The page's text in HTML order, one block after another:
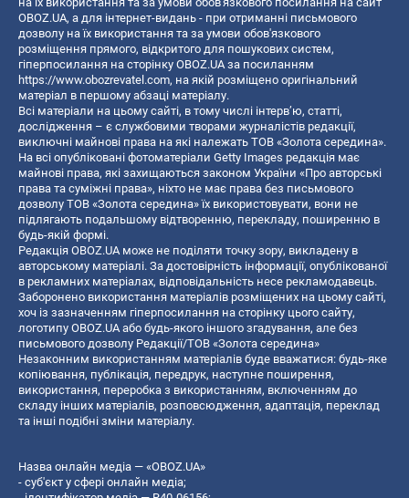
OBOZ.UA, а для інтернет-видань - при отриманні письмового
дозволу на їх використання та за умови обов'язкового
розміщення прямого, відкритого для пошукових систем,
гіперпосилання на сторінку OBOZ.UA за посиланням
https://www.obozrevatel.com, на якій розміщено оригінальний
матеріал в першому абзаці матеріалу.
Всі матеріали на цьому сайті, в тому числі інтерв’ю, статті,
дослідження – є службовими творами журналістів редакції,
виключні майнові права на які належать ТОВ «Золота середина».
На всі опубліковані фотоматеріали Getty Images редакція має
майнові права, які захищаються законом України «Про авторські
права та суміжні права», ніхто не має права без письмового
дозволу ТОВ «Золота середина» їх використовувати, вони не
підлягають подальшому відтворенню, перекладу, поширенню в
будь-якій формі.
Редакція OBOZ.UA може не поділяти точку зору, викладену в
авторському матеріалі. За достовірність інформації, опублікованої
в рекламних матеріалах, відповідальність несе рекламодавець.
Заборонено використання матеріалів розміщених на цьому сайті,
хоч із зазначенням гіперпосилання на сторінку цього сайту,
логотипу OBOZ.UA або будь-якого іншого згадування, але без
письмового дозволу Редакції/ТОВ «Золота середина»
Незаконним використанням матеріалів буде вважатися: будь-яке
копiювання, публiкацiя, передрук, наступне поширення,
використання, переробка з використанням, включенням до
складу інших матеріалів, розповсюдження, адаптація, переклад
та інші подібні зміни матеріалу.
Назва онлайн медіа — «OBOZ.UA»
- суб'єкт у сфері онлайн медіа;